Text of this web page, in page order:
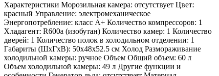
Характеристики Морозильная камера: отсутствует Цвет:
красный Управление: электромеханическое
Энергопотребление: класс A+ Количество компрессоров: 1
Хладагент: R600a (изобутан) Количество камер: 1 Количество
дверей: 1 Количество полок в холодильном отделении: 1
Габариты (ШxГxВ): 50x48x52.5 см Холод Размораживание
холодильной камеры: ручное Объем Общий объем: 60 л
Объем холодильной камеры: 49 л Другие функции и